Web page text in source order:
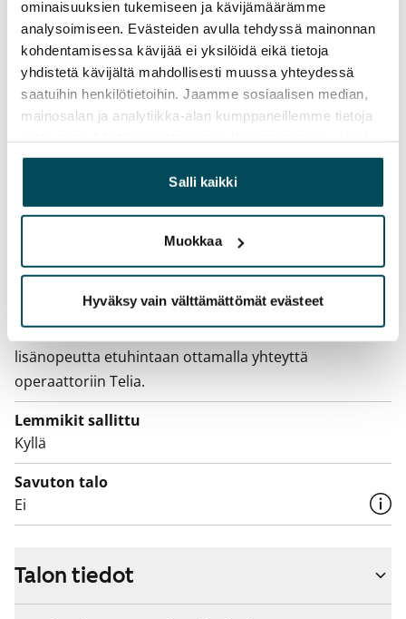
ominaisuuksien tukemiseen ja kävijämäärämme
analysoimiseen. Evästeiden avulla tehdyssä mainonnan
kohdentamisessa kävijää ei yksilöidä eikä tietoja
yhdistetä kävijältä mahdollisesti muussa yhteydessä
saatuihin henkilötietoihin. Jaamme sosiaalisen median,
mainosalan ja analytiikka-alan kumppaneillemme tietoja
yhdistää näitä tietoja muihin tietoihin, joita olet antanut
heille tai joita on kerätty, kun olet käyttänyt heidän
palvelujaan.
Salli kaikki
Muokkaa
Hyväksy vain välttämättömät evästeet
Irtisanomis­mahdollisuus
12 kk vuokrasopimuksesta tai sopimussakolla
aiemmin
Kotivakuutus
Pakollinen, ei sisälly vuokraan
27 €/hlö/kk
Vuokralainen solmii itse sähkösopimuksen.
Laajakaista
Vuokraan sisältyy 50 M laajakaistaliittymä. Voit hankkia
lisänopeutta etuhintaan ottamalla yhteyttä
operaattoriin Telia.
Lemmikit sallittu
Kyllä
Savuton talo
Ei
Talon tiedot